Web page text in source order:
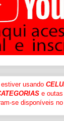
usando
e outas
se disponíveis no